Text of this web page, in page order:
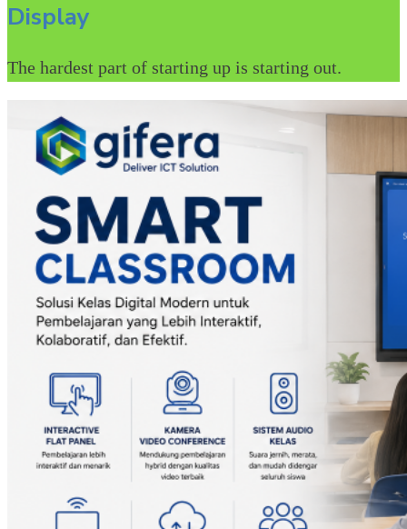
Display
The hardest part of starting up is starting out.